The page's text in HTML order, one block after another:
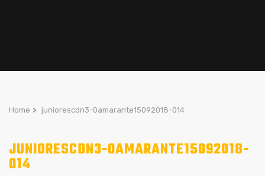
Home > juniorescdn3-0amarante15092018-014
JUNIORESCDN3-0AMARANTE15092018-
014